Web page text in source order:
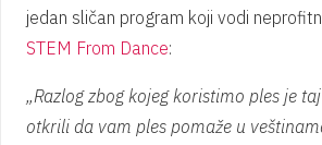
jedan sličan program koji vodi
STEM From Dance:
„Razlog zbog kojeg koristimo ples je
otkrili da vam ples pomaže u